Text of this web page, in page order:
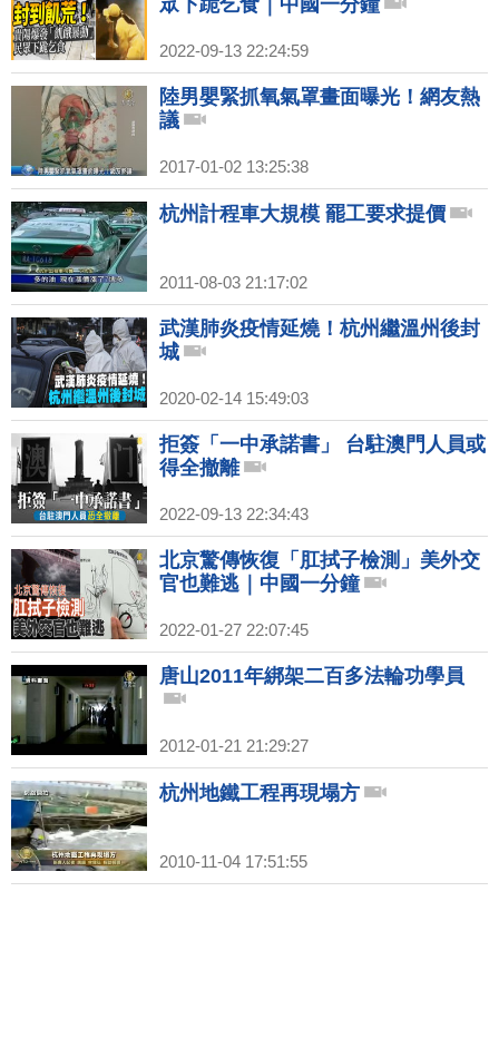
眾下跪乞食｜中國一分鐘
2022-09-13 22:24:59
陸男嬰緊抓氧氣罩畫面曝光！網友熱
議
2017-01-02 13:25:38
杭州計程車大規模 罷工要求提價
2011-08-03 21:17:02
武漢肺炎疫情延燒！杭州繼溫州後封
城
2020-02-14 15:49:03
拒簽「一中承諾書」 台駐澳門人員或
得全撤離
2022-09-13 22:34:43
北京驚傳恢復「肛拭子檢測」美外交
官也難逃｜中國一分鐘
2022-01-27 22:07:45
唐山2011年綁架二百多法輪功學員
2012-01-21 21:29:27
杭州地鐵工程再現塌方
2010-11-04 17:51:55